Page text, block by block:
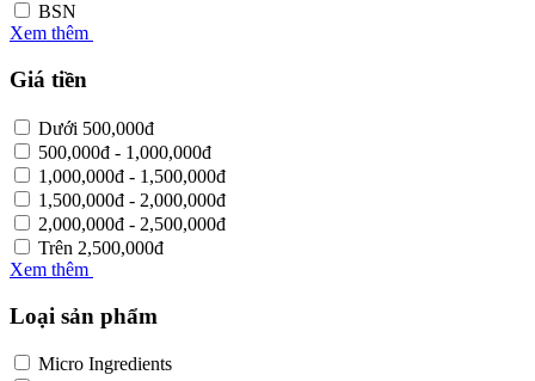
BSN
Xem thêm
Giá tiền
Dưới 500,000đ
500,000đ - 1,000,000đ
1,000,000đ - 1,500,000đ
1,500,000đ - 2,000,000đ
2,000,000đ - 2,500,000đ
Trên 2,500,000đ
Xem thêm
Loại sản phẩm
Micro Ingredients